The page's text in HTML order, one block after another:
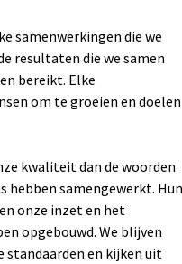
samenwerkingen die we
resultaten die we samen
bereikt. Elke
om te groeien en doelen
kwaliteit dan de woorden
hebben samengewerkt. Hun
onze inzet en het
opgebouwd. We blijven
standaarden en kijken uit